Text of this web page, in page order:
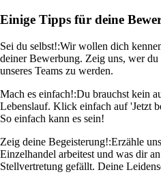
Einige Tipps für deine
Sei du selbst!:Wir wollen dich
deiner Bewerbung. Zeig uns, wer
unseres Teams zu werden.
Mach es einfach!:Du brauchst kein
Lebenslauf. Klick einfach auf 'Jetzt
So einfach kann es sein!
Zeig deine Begeisterung!:Erzähle
Einzelhandel arbeitest und was dir
Stellvertretung gefällt. Deine